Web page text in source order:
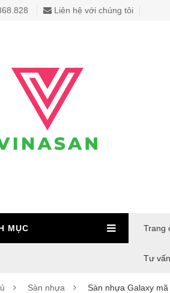
Liên hệ với chúng tôi
MỤC Trang
Tư vấn
Sàn nhựa Sàn nhựa Galaxy